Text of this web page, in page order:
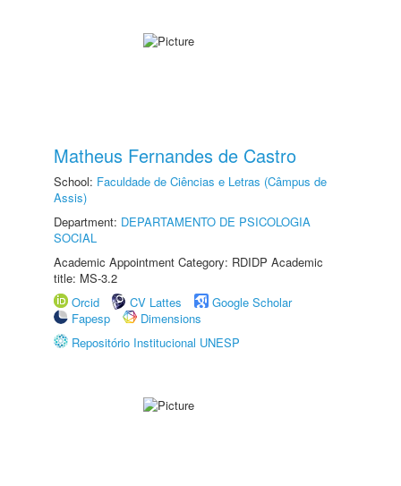
Matheus Fernandes de Castro
School: Faculdade de Ciências e Letras (Câmpus de
Assis)
Department: DEPARTAMENTO DE PSICOLOGIA
SOCIAL
Academic Appointment Category: RDIDP Academic
title: MS-3.2
Orcid
CV Lattes
Google Scholar
Fapesp
Dimensions
Repositório Institucional UNESP